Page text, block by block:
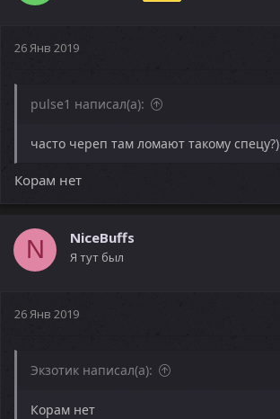
26 Янв 2019
pulse1 написал(а):
часто череп там ломают такому спецу?)
Корам нет
N NiceBuffs
Я тут был
26 Янв 2019
Экзотик написал(а):
Корам нет